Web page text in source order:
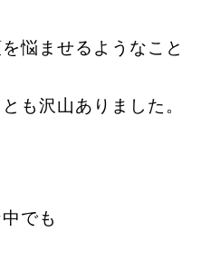
悩ませるようなこと
も沢山ありました。
でも